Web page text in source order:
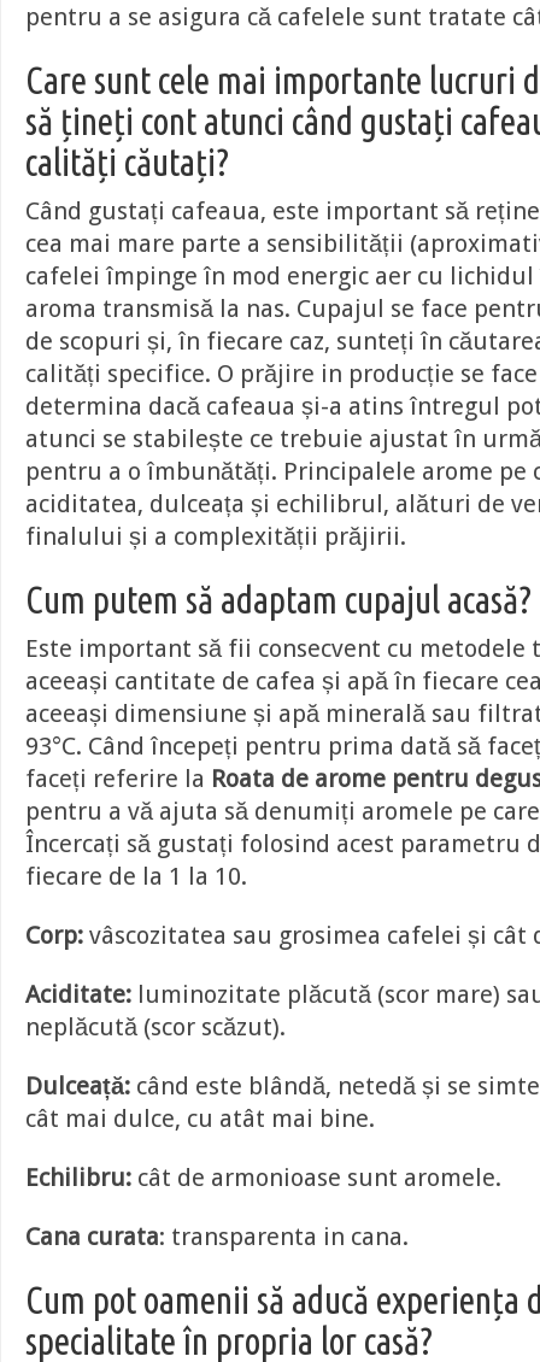
pentru a se asigura că cafelele sunt tratate
Care sunt cele mai importante lucruri
să țineți cont atunci când gustați
calități căutați?
Când gustați cafeaua, este important să
cea mai mare parte a sensibilității
cafelei împinge în mod energic aer cu
aroma transmisă la nas. Cupajul se face
de scopuri și, în fiecare caz, sunteți în
calități specifice. O prăjire in producție se
determina dacă cafeaua și-a atins întregul
atunci se stabilește ce trebuie ajustat în
pentru a o îmbunătăți. Principalele arome pe
aciditatea, dulceața și echilibrul, alături de
finalului și a complexității prăjirii.
Cum putem să adaptam cupajul acasă?
Este important să fii consecvent cu metodele
aceeași cantitate de cafea și apă în fiecare
aceeași dimensiune și apă minerală sau
93°C. Când începeți pentru prima dată să
faceți referire la Roata de arome pentru
pentru a vă ajuta să denumiți aromele pe
Încercați să gustați folosind acest parametru
fiecare de la 1 la 10.
Corp: vâscozitatea sau grosimea cafelei și cât
Aciditate: luminozitate plăcută (scor mare)
neplăcută (scor scăzut).
Dulceață: când este blândă, netedă și se
cât mai dulce, cu atât mai bine.
Echilibru: cât de armonioase sunt aromele.
Cana curata: transparenta in cana.
Cum pot oamenii să aducă experiența
specialitate în propria lor casă?